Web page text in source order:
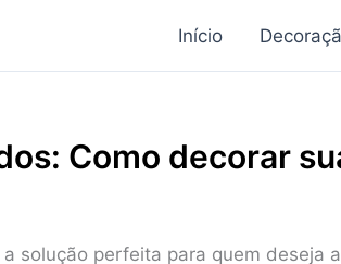
Início
Como decorar
a solução perfeita para quem deseja